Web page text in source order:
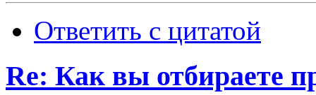
Ответить с цитатой
Re: Как вы отбираете